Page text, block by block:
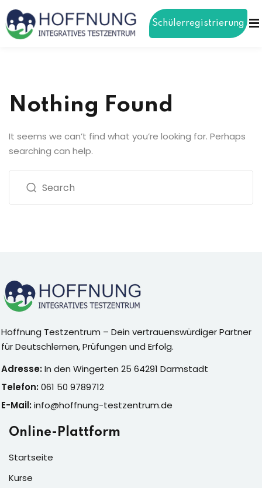
Schülerregistrierung
Nothing Found
It seems we can’t find what you’re looking for. Perhaps
searching can help.
Hoffnung Testzentrum – Dein vertrauenswürdiger Partner
für Deutschlernen, Prüfungen und Erfolg.
Adresse:In den Wingerten 25 64291 Darmstadt
Telefon:061 50 9789712
E-Mail:info@hoffnung-testzentrum.de
Online-Plattform
Startseite
Kurse
Sign in Sign up
Remember me Lost your password?
Already have an account?